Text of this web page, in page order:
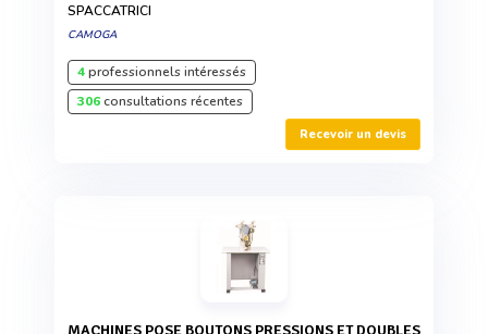
SPACCATRICI
CAMOGA
4professionnels intéressés
306consultations récentes
Recevoir un devis
MACHINES POSE BOUTONS PRESSIONS ET DOUBLES